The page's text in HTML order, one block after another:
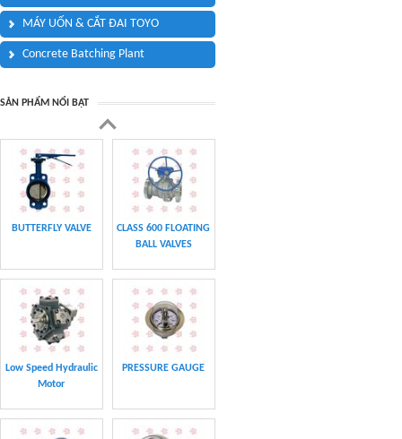
MÁY UỐN & CẮT ĐAI TOYO
Concrete Batching Plant
SẢN PHẨM NỔI BẬT
VAN BI CLASS
CHAIN
CLASS 600 TRUNNION
VALVES
VALVES